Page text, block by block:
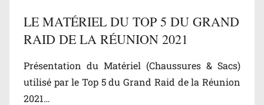
LE MATÉRIEL DU TOP 5 DU GRAND
RAID DE LA RÉUNION 2021
Présentation du Matériel (Chaussures & Sacs)
utilisé par le Top 5 du Grand Raid de la Réunion
2021…